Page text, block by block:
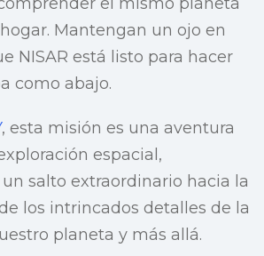
Mantengan un ojo en
NISAR está listo para hacer
como abajo.
, esta misión es una aventura
espacial,
salto extraordinario hacia la
los intrincados detalles de la
planeta y más allá.